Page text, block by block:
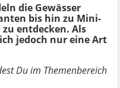
die Gewässer
bis hin zu Mini-
entdecken. Als
jedoch nur eine Art
Du im Themenbereich